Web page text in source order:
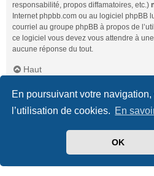
En poursuivant votre
l’utilisation de cookies. En
OK
responsabilité, propos diffamatoires, etc.)
Internet phpbb.com ou au logiciel phpBB
courriel au groupe phpBB à propos de
ce logiciel vous devez vous attendre à
aucune réponse du tout.
Haut
Comment puis-je contacter un
Pour l’ensemble des utilisateurs du
« Nous contacter », si ce dernier a été